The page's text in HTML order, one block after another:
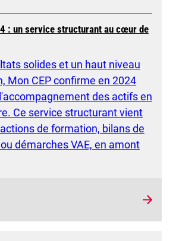
: un service structurant au cœur de
solides et un haut niveau
Mon CEP confirme en 2024
des actifs en
Ce service structurant vient
de formation, bilans de
démarches VAE, en amont